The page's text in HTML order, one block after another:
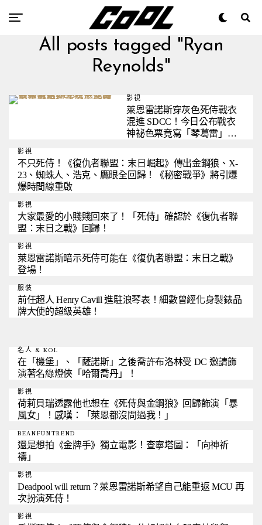
All posts tagged "Ryan
Reynolds"
影視
萊恩雷諾斯穿灰色死侍戰衣
混進 SDCC！今日公布戰衣
神祕色票竟寫「琴葛雷」，
影視
不只死侍！《復仇者聯盟：末日崛起》傳出金鋼狼、X-
23、蜘蛛人、浩克、鷹眼全回歸！《秘密戰爭》將引爆
爆時間線重啟
影視
大家最愛的小賤賤回來了！「死侍」確認於《復仇者聯
盟：末日之戰》回歸！
影視
萊恩雷諾斯暗示死侍可能在《復仇者聯盟：末日之戰》
登場！
服裝
前任超人 Henry Cavill 進駐浪琴表！細數曾經化身製錶品
牌大使的超級英雄！
名人 & KOL
在「機堡」、「薩諾斯」之後喬許布洛林受 DC 邀請飾
演著名綠燈俠「哈爾喬丹」！
影視
荷莉貝瑞透露他也想在《死侍與金鋼狼》回歸飾演「暴
風女」！感嘆：「萊恩都沒問過我！」
BEANFUNTREND
還是想拍《金牌手》獨立電影！查寧塔圖：「向神祈
禱」
影視
Deadpool will return？萊恩雷諾斯希望自己能重返 MCU 再
次扮演死侍！
影視